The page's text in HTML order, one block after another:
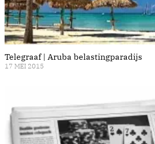
Telegraaf | Aruba belastingparadijs
17 MEI 2015